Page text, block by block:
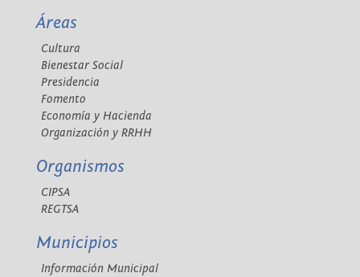
Áreas
Cultura
Bienestar Social
Presidencia
Fomento
Economía y Hacienda
Organización y RRHH
Organismos
CIPSA
REGTSA
Municipios
Información Municipal